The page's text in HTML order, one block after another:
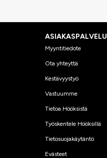
ASIAKASPALVELU
Myyntitiedote
Ota yhteyttä
Kestävyystyö
Vastuumme
Tietoa Hööksistä
Työskentele Hööksillä
Tietosuojakäytäntö
Evästeet